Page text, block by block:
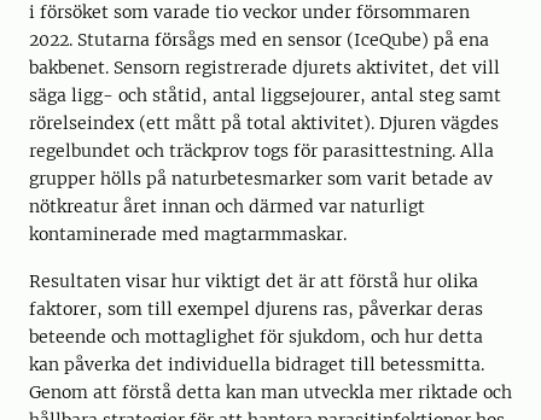
i försöket som varade tio veckor under försommaren
2022. Stutarna försågs med en sensor (IceQube) på ena
bakbenet. Sensorn registrerade djurets aktivitet, det vill
säga ligg- och ståtid, antal liggsejourer, antal steg samt
rörelseindex (ett mått på total aktivitet). Djuren vägdes
regelbundet och träckprov togs för parasittestning. Alla
grupper hölls på naturbetesmarker som varit betade av
nötkreatur året innan och därmed var naturligt
kontaminerade med magtarmmaskar.
Resultaten visar hur viktigt det är att förstå hur olika
faktorer, som till exempel djurens ras, påverkar deras
beteende och mottaglighet för sjukdom, och hur detta
kan påverka det individuella bidraget till betessmitta.
Genom att förstå detta kan man utveckla mer riktade och